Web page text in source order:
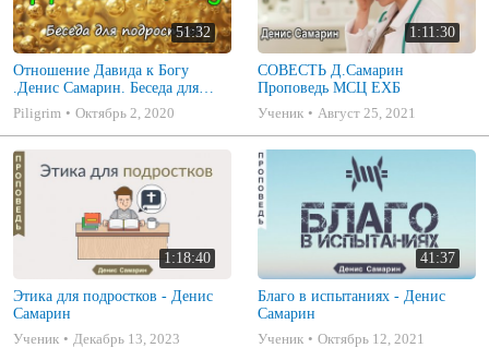
51:32
Отношение Давида к Богу
.Денис Самарин. Беседа для
подростков. Проповедь МСЦ
ЕХБ
Piligrim Октябрь 2, 2020
1:11:30
СОВЕСТЬ Д.Самарин
Проповедь МСЦ ЕХБ
Ученик
Август 25, 2021
1:18:40
Этика для подростков - Денис
Самарин
Ученик
Декабрь 13, 2023
41:37
Благо в испытаниях - Денис
Самарин
Ученик
Октябрь 12, 2021